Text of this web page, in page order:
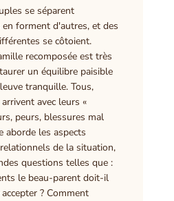
se séparent
forment d'autres, et des
se côtoient.
recomposée est très
un équilibre paisible
tranquille. Tous,
avec leurs «
peurs, blessures mal
aborde les aspects
de la situation,
questions telles que :
le beau-parent doit-il
? Comment